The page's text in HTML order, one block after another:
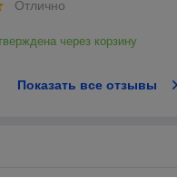
Отлично
через корзину
Показать все отзывы